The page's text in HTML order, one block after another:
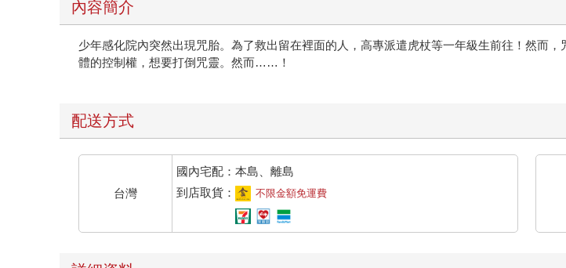
內容簡介
少年感化院內突然出現咒胎。為了救出留在裡面的人，高專派遣虎杖等一年級生前往！然而
體的控制權，想要打倒咒靈。然而……！
配送方式
台灣
國內宅配：本島、離島
到店取貨：
不限金額免運費